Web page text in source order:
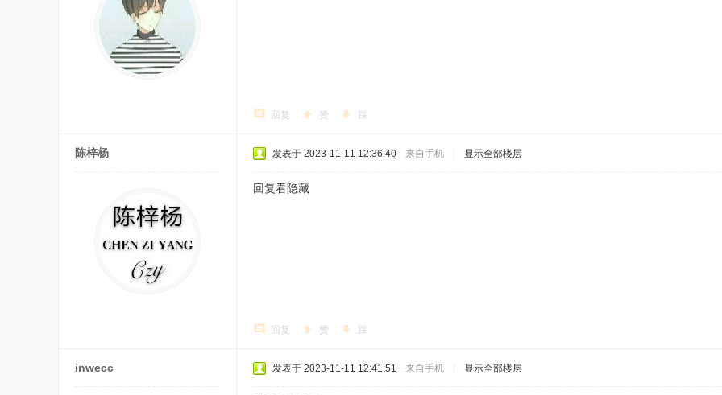
回复 赞 踩
陈梓杨 发表于 2023-11-11 12:36:40 来自手机 显示全部楼层
回复看隐藏
回复 赞 踩
inwecc 发表于 2023-11-11 12:41:51 来自手机 显示全部楼层